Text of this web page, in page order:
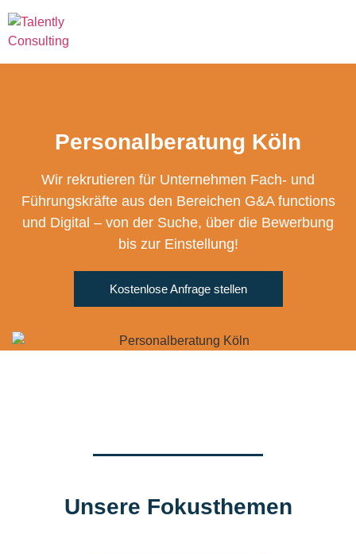
Personalberatung Köln
Wir rekrutieren für Unternehmen Fach- und
Führungskräfte aus den Bereichen G&A functions
und Digital – von der Suche, über die Bewerbung
bis zur Einstellung!
Kostenlose Anfrage stellen
Unsere Fokusthemen